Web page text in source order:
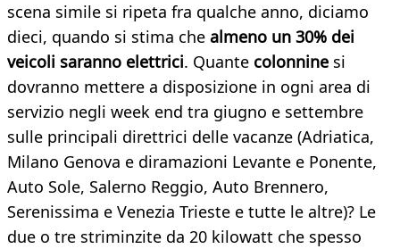
scena simile si ripeta fra qualche anno, diciamo
dieci, quando si stima che almeno un 30% dei
veicoli saranno elettrici. Quante colonnine si
dovranno mettere a disposizione in ogni area di
servizio negli week end tra giugno e settembre
sulle principali direttrici delle vacanze (Adriatica,
Milano Genova e diramazioni Levante e Ponente,
Auto Sole, Salerno Reggio, Auto Brennero,
Serenissima e Venezia Trieste e tutte le altre)? Le
due o tre striminzite da 20 kilowatt che spesso